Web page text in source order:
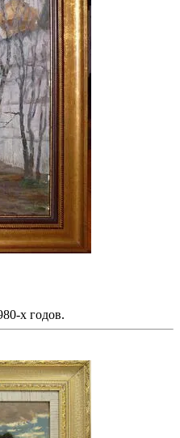
х годов.